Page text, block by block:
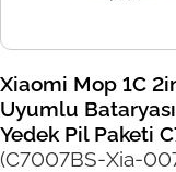
Xiaomi Mop 1C
Uyumlu
Yedek Pil Paketi
(C7007BS-Xia-